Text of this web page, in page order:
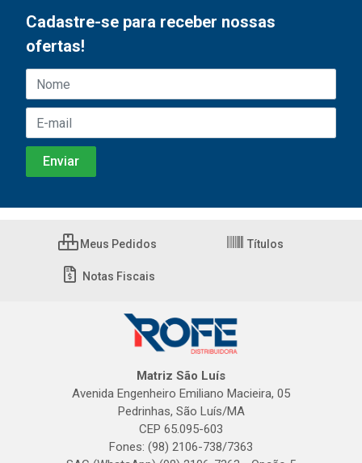
Cadastre-se para receber nossas
ofertas!
Meus Pedidos Títulos
Notas Fiscais
Matriz São Luís
Avenida Engenheiro Emiliano Macieira, 05
Pedrinhas, São Luís/MA
CEP 65.095-603
Fones: (98) 2106-738/7363